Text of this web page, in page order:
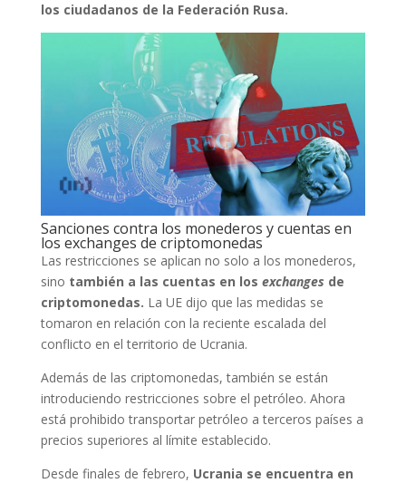
los ciudadanos de la Federación Rusa.
Sanciones contra los monederos y cuentas en
los exchanges de criptomonedas
Las restricciones se aplican no solo a los monederos,
sino también a las cuentas en los exchanges de
criptomonedas. La UE dijo que las medidas se
tomaron en relación con la reciente escalada del
conflicto en el territorio de Ucrania.
Además de las criptomonedas, también se están
introduciendo restricciones sobre el petróleo. Ahora
está prohibido transportar petróleo a terceros países a
precios superiores al límite establecido.
Desde finales de febrero, Ucrania se encuentra en